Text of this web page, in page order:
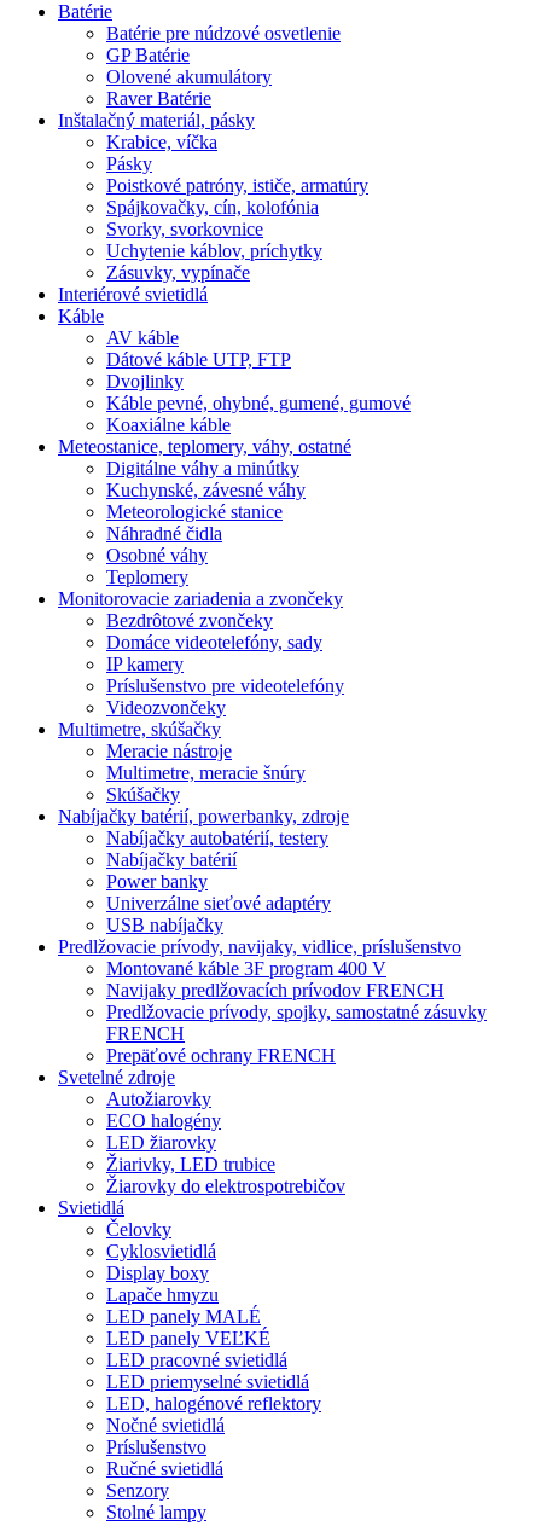
Batérie
Batérie pre núdzové osvetlenie
GP Batérie
Olovené akumulátory
Raver Batérie
Inštalačný materiál, pásky
Krabice, víčka
Pásky
Poistkové patróny, ističe, armatúry
Spájkovačky, cín, kolofónia
Svorky, svorkovnice
Uchytenie káblov, príchytky
Zásuvky, vypínače
Interiérové svietidlá
Káble
AV káble
Dátové káble UTP, FTP
Dvojlinky
Káble pevné, ohybné, gumené, gumové
Koaxiálne káble
Meteostanice, teplomery, váhy, ostatné
Digitálne váhy a minútky
Kuchynské, závesné váhy
Meteorologické stanice
Náhradné čidla
Osobné váhy
Teplomery
Monitorovacie zariadenia a zvončeky
Bezdrôtové zvončeky
Domáce videotelefóny, sady
IP kamery
Príslušenstvo pre videotelefóny
Videozvončeky
Multimetre, skúšačky
Meracie nástroje
Multimetre, meracie šnúry
Skúšačky
Nabíjačky batérií, powerbanky, zdroje
Nabíjačky autobatérií, testery
Nabíjačky batérií
Power banky
Univerzálne sieťové adaptéry
USB nabíjačky
Predlžovacie prívody, navijaky, vidlice, príslušenstvo
Montované káble 3F program 400 V
Navijaky predlžovacích prívodov FRENCH
Predlžovacie prívody, spojky, samostatné zásuvky
FRENCH
Prepäťové ochrany FRENCH
Svetelné zdroje
Autožiarovky
ECO halogény
LED žiarovky
Žiarivky, LED trubice
Žiarovky do elektrospotrebičov
Svietidlá
Čelovky
Cyklosvietidlá
Display boxy
Lapače hmyzu
LED panely MALÉ
LED panely VEĽKÉ
LED pracovné svietidlá
LED priemyselné svietidlá
LED, halogénové reflektory
Nočné svietidlá
Príslušenstvo
Ručné svietidlá
Senzory
Stolné lampy